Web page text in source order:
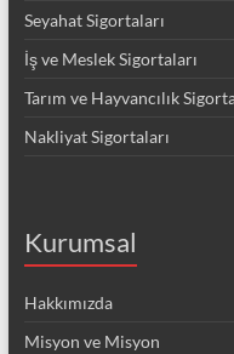
Seyahat Sigortaları
İş ve Meslek Sigortaları
Tarım ve Hayvancılık
Nakliyat Sigortaları
Kurumsal
Hakkımızda
Misyon ve Misyon